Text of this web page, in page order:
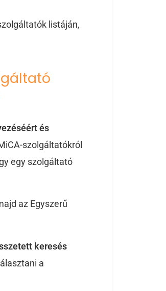
listáján,
és
szolgáltatókról
egy szolgáltató
az Egyszerű
keresés
a